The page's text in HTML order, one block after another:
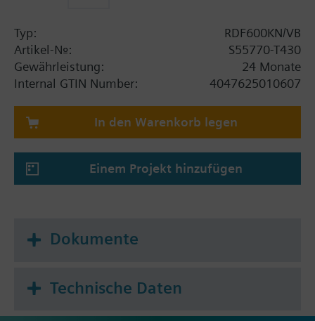
Umschaltung, Betriebsart Umschaltung,
Fensterkontakt ein/aus, Taupunktüberwachung,
Elektrischer Heizer aktiviert, Störungskontak,
Präsenzmelder
Schutzfunktion
Automatische oder manuelle Heiz-/Kühlbetrieb
Einstellbare Inbetriebnahme- und
Regelparameter
Unabhängige Funktion für Fensterkontakt und
Applikation wählbar:
Typ:
RDF600KN/VB
Artikel-Nr.:
S55770-T430
Gewährleistung:
24 Monate
Internal GTIN Number:
4047625010607
In den Warenkorb legen
Einem Projekt hinzufügen
Dokumente
Technische Daten